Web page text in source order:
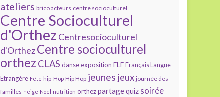
ateliers brico acteurs centre socioculturel
Centre Socioculturel
d'Orthez Centresocioculturel
d'Orthez Centre socioculturel
orthez CLAS danse exposition FLE Français Langue
Etrangère Fête hip-Hop Hip Hop jeunes jeux journée des
familles neige Noël nutrition orthez partagequiz soirée